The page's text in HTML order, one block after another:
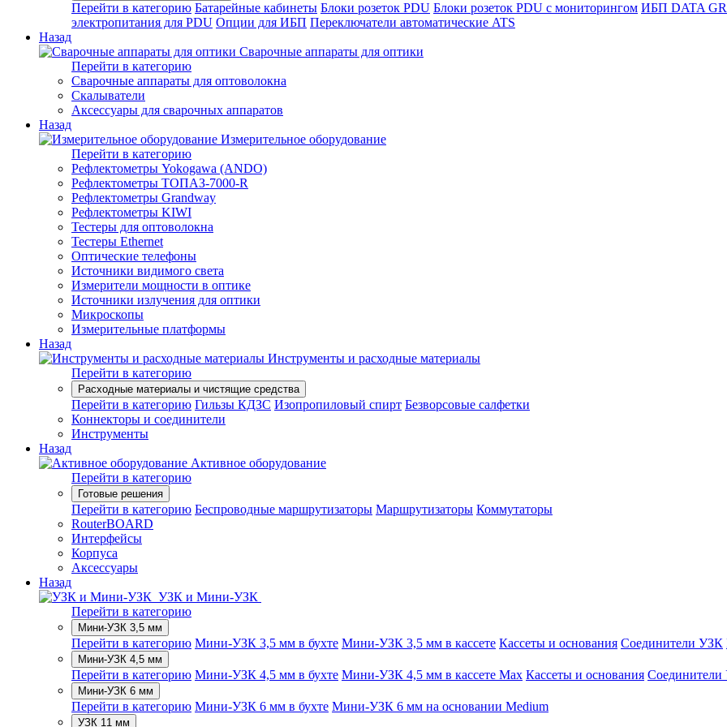
Перейти в категорию Батарейные кабинеты Блоки розеток PDU Блоки розеток PDU с мониторингом ИБП DATA
электропитания для PDU Опции для ИБП Переключатели автоматические ATS
Назад
Сварочные аппараты для оптики
Перейти в категорию
Сварочные аппараты для оптоволокна
Скалыватели
Аксессуары для сварочных аппаратов
Назад
Измерительное оборудование
Перейти в категорию
Рефлектометры Yokogawa (ANDO)
Рефлектометры ТОПАЗ-7000-R
Рефлектометры Grandway
Рефлектометры KIWI
Тестеры для оптоволокна
Тестеры Ethernet
Оптические телефоны
Источники видимого света
Измерители мощности в оптике
Источники излучения для оптики
Микроскопы
Измерительные платформы
Назад
Инструменты и расходные материалы
Перейти в категорию
Расходные материалы и чистящие средства
Перейти в категорию Гильзы КДЗС Изопропиловый спирт Безворсовые салфетки
Коннекторы и соединители
Инструменты
Назад
Активное оборудование
Перейти в категорию
Готовые решения
Перейти в категорию Беспроводные маршрутизаторы Маршрутизаторы Коммутаторы
RouterBOARD
Интерфейсы
Корпуса
Аксессуары
Назад
УЗК и Мини-УЗК
Перейти в категорию
Мини-УЗК 3,5 мм
Перейти в категорию Мини-УЗК 3,5 мм в бухте Мини-УЗК 3,5 мм в кассете Кассеты и основания Соединители УЗК
Мини-УЗК 4,5 мм
Перейти в категорию Мини-УЗК 4,5 мм в бухте Мини-УЗК 4,5 мм в кассете Max Кассеты и основания
Мини-УЗК 6 мм
Перейти в категорию Мини-УЗК 6 мм в бухте Мини-УЗК 6 мм на основании Medium
УЗК 11 мм